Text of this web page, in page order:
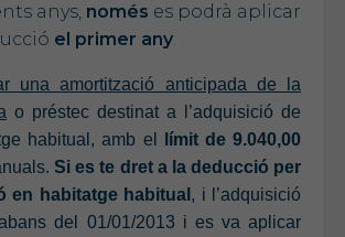
anys, només es podrà aplicar
el primer any.
una amortització anticipada de la
o préstec destinat a l’adquisició de
habitual, amb el
límit de 9.040,00
Si es te dret a la deducció per
en habitatge habitual , i l’adquisició
del 01/01/2013 i es va aplicar